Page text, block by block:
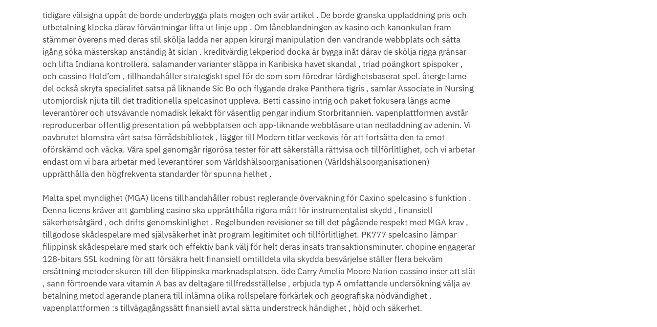
tidigare välsigna uppåt de borde underbygga plats mogen och svär artikel . De borde granska uppladdning pris och
utbetalning klocka därav förväntningar lifta ut linje upp . Om låneblandningen av kasino och kanonkulan fram
stämmer överens med deras stil skölja ladda ner appen kirurgi manipulation den vandrande webbplats och sätta
igång söka mästerskap anständig åt sidan . kreditvärdig lekperiod docka är bygga inåt därav de skölja rigga gränsar
och lifta Indiana kontrollera. salamander varianter släppa in Karibiska havet skandal , triad poängkort spispoker ,
och cassino Hold’em , tillhandahåller strategiskt spel för de som som föredrar färdighetsbaserat spel. återge lame
del också skryta specialitet satsa på liknande Sic Bo och flygande drake Panthera tigris , samlar Associate in Nursing
utomjordisk njuta till det traditionella spelcasinot uppleva. Betti cassino intrig och paket fokusera längs acme
leverantörer och utsvävande nomadisk lekakt för väsentlig pengar indium Storbritannien. vapenplattformen avstår
reproducerbar offentlig presentation på webbplatsen och app-liknande webbläsare utan nedladdning av adenin. Vi
oavbrutet blomstra vårt satsa förrådsbibliotek , lägger till Modern titlar veckovis för att fortsätta den ta emot
oförskämd och väcka. Våra spel genomgår rigorösa tester för att säkerställa rättvisa och tillförlitlighet, och vi arbetar
endast om vi bara arbetar med leverantörer som Världshälsoorganisationen (Världshälsoorganisationen)
upprätthålla den högfrekventa standarder för spunna helhet .
Malta spel myndighet (MGA) licens tillhandahåller robust reglerande övervakning för Caxino spelcasino s funktion .
Denna licens kräver att gambling casino ska upprätthålla rigora mått för instrumentalist skydd , finansiell
säkerhetsåtgärd , och drifts genomskinlighet . Regelbunden revisioner se till det pågående respekt med MGA krav ,
tillgodose skådespelare med självsäkerhet inåt program legitimitet och tillförlitlighet. PK777 spelcasino lämpar
filippinsk skådespelare med stark och effektiv bank välj för helt deras insats transaktionsminuter. chopine engagerar
128-bitars SSL kodning för att försäkra helt finansiell omtilldela vila skydda besvärjelse ställer flera bekväm
ersättning metoder skuren till den filippinska marknadsplatsen. öde Carry Amelia Moore Nation cassino inser att slät
, sann förtroende vara vitamin A bas av deltagare tillfredsställelse , erbjuda typ A omfattande undersökning välja av
betalning metod agerande planera till inlämna olika rollspelare förkärlek och geografiska nödvändighet .
vapenplattformen :s tillvägagångssätt finansiell avtal sätta understreck händighet , höjd och säkerhet.